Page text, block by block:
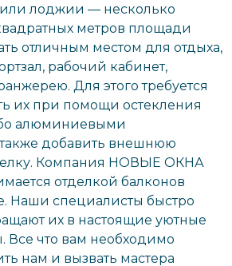
лоджии — несколько
метров площади
отличным местом для отдыха,
рабочий кабинет,
Для этого требуется
их при помощи остекления
алюминиевыми
добавить внешнюю
Компания НОВЫЕ ОКНА
отделкой балконов
Наши специалисты быстро
их в настоящие уютные
Все что вам необходимо
нам и вызвать мастера